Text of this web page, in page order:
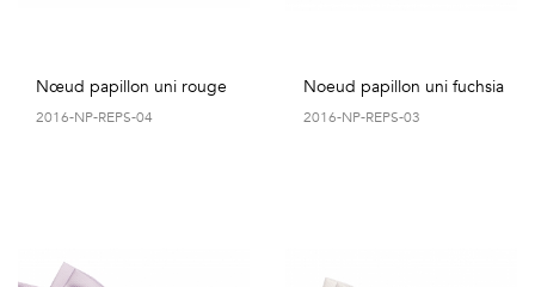
Nœud papillon uni rouge
2016-NP-REPS-04
Noeud papillon uni fuchsia
2016-NP-REPS-03